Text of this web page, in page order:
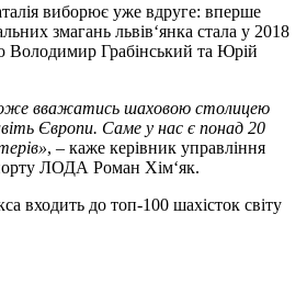
виборює уже вдруге: вперше
змагань львів‘янка стала у 2018
Володимир Грабінський та Юрій
вважатись шаховою столицею
Європи. Саме у нас є понад 20
, – каже керівник управління
ЛОДА Роман Хім‘як.
входить до топ-100 шахісток світу